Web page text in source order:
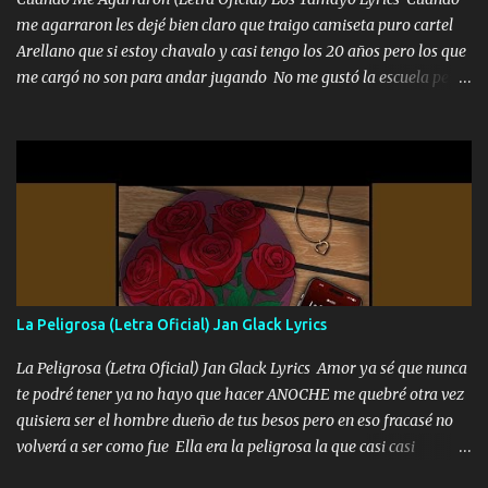
me agarraron les dejé bien claro que traigo camiseta puro cartel
Arellano que si estoy chavalo y casi tengo los 20 años pero los que
me cargó no son para andar jugando No me gustó la escuela pero
Yo Soy El De Las Pacas Sobrino Del Brazo Armad0 Con mi Glock
fajado y mi R terciado me van a ver allá por TJ para un licenciado
mando un abrazo andamos al cien Choritas también Música
Ando en la colonia bien acelerado traigo un M2 que nunca me ha
fallado para mi compadre mandó un fuerte abrazo también al
Especial sabe que lo apreciamos En los mejores antros me verán
tomando con mujeres hermosas y botellas destapando siempre
bien cuidado bien atrabancado y a los que me conocen ya saben de
lo que hablo Entre lob...
La Peligrosa (Letra Oficial) Jan Glack Lyrics
La Peligrosa (Letra Oficial) Jan Glack Lyrics Amor ya sé que nunca
te podré tener ya no hayo que hacer ANOCHE me quebré otra vez
quisiera ser el hombre dueño de tus besos pero en eso fracasé no
volverá a ser como fue Ella era la peligrosa la que casi casi